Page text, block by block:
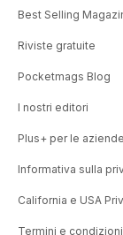
Best Selling
Riviste gratuite
Pocketmags Blog
I nostri editori
Plus+ per le aziende
Informativa sulla
California e USA
Termini e condizioni